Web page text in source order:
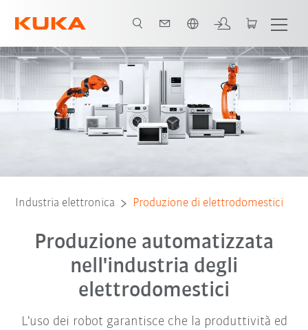
robotici Applicazioni Software Contatto Case studies
Industria elettronica Produzione di elettrodomestici
Produzione automatizzata
nell'industria degli
elettrodomestici
L'uso dei robot garantisce che la produttività ed